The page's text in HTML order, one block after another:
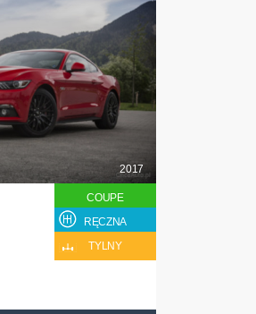
2017
COUPE
RĘCZNA
TYLNY